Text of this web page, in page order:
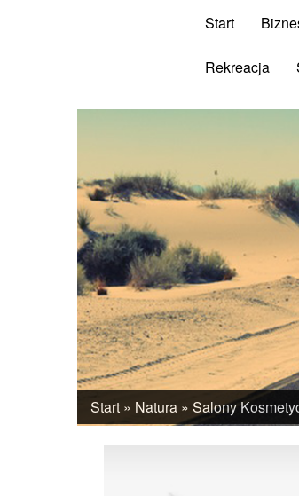
Start
Rekreacja
Start » Natura » Salony